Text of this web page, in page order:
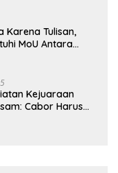
Karena Tulisan,
MoU Antara
Kejuaraan
Cabor Harus